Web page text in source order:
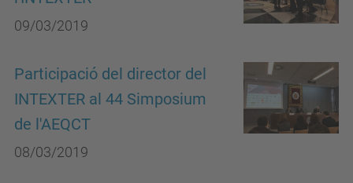
09/03/2019
Participació del director del
INTEXTER al 44 Simposium
de l'AEQCT
08/03/2019